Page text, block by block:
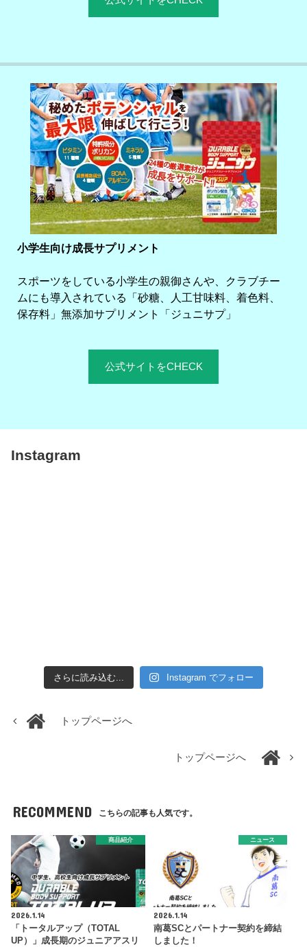
小学生向け成長サプリメント
スポーツをしている小学生の親御さんや、クラブチー
ムにも導入されている「砂糖、人工甘味料、着色料、
保存料」無添加サプリメント「ジュニサプ」
公式サイトをCHECK
Instagram
さらに読み込む... Instagram でフォロー
トップページへ
トップページへ
RECOMMEND こちらの記事も人気です。
商品紹介
2026.1.14
「トータルアップ（TOTAL
UP）」成長期のジュニアアスリ
ニュース
2026.1.14
南葛SCとパートナー契約を締結
しました！